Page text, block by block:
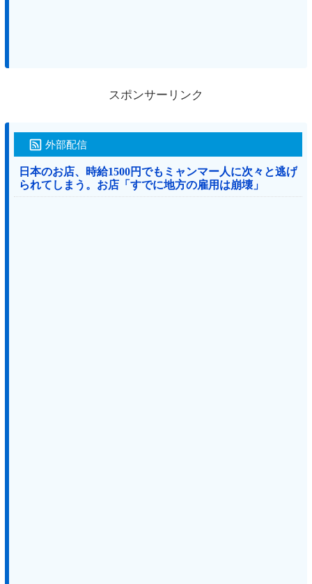
スポンサーリンク
外部配信
日本のお店、時給1500円でもミャンマー人に次々と逃げ
られてしまう。お店「すでに地方の雇用は崩壊」